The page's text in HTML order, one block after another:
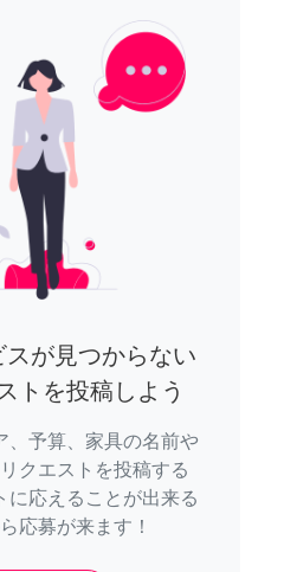
が見つからない
トを投稿しよう
、予算、家具の名前や
クエストを投稿する
に応えることが出来る
応募が来ます！